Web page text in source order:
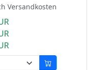
Versandkosten